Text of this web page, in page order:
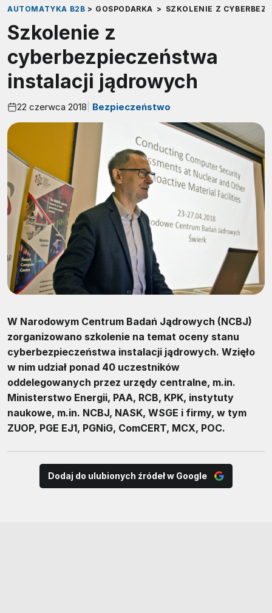
AUTOMATYKA B2B > GOSPODARKA > SZKOLENIE Z
Szkolenie z
cyberbezpieczeństwa
instalacji jądrowych
22 czerwca 2018 Bezpieczeństwo
W Narodowym Centrum Badań Jądrowych (NCBJ)
zorganizowano szkolenie na temat oceny stanu
cyberbezpieczeństwa instalacji jądrowych. Wzięło
w nim udział ponad 40 uczestników
oddelegowanych przez urzędy centralne, m.in.
Ministerstwo Energii, PAA, RCB, KPK, instytuty
naukowe, m.in. NCBJ, NASK, WSGE i firmy, w tym
ZUOP, PGE EJ1, PGNiG, ComCERT, MCX, POC.
Dodaj do ulubionych źródeł w Google